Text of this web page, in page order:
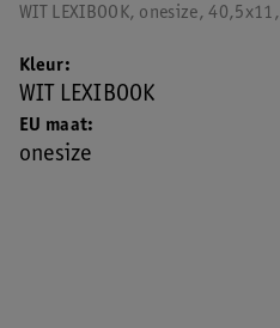
WIT LEXIBOOK, onesize,
EU maat
onesize
Kleur
WIT LEXIBOOK